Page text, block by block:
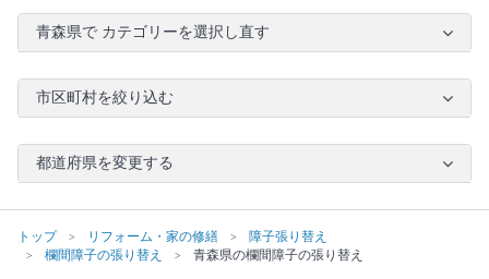
青森県で カテゴリーを選択し直す
市区町村を絞り込む
都道府県を変更する
トップ リフォーム・家の修繕
障子張り替え
欄間障子の張り替え
青森県の欄間障子の張り替え